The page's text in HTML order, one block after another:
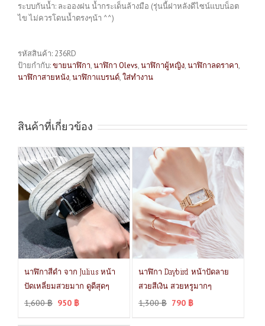
ระบบกันน้ำ: ละอองฝน น้ำกระเด็นล้างมือ (รุ่นนี้ฝาหลังดีไซน์แบบน็อต
ไข ไม่ควรโดนน้ำตรงๆน้า ^^)
รหัสสินค้า: 236RD
ป้ายกำกับ:ขายนาฬิกา,นาฬิกา Olevs,นาฬิกาผู้หญิง,นาฬิกาลดราคา,
นาฬิกาสายหนัง,นาฬิกาแบรนด์,ใส่ทำงาน
สินค้าที่เกี่ยวข้อง
นาฬิกาสีดำ จาก Julius หน้า
ปัดเหลี่ยมสวยมาก ดูดีสุดๆ
1,600฿ 950 ฿
นาฬิกา Daybird หน้าปัดลาย
สวยสีเงิน สวยหรูมากๆ
1,300฿ 790 ฿